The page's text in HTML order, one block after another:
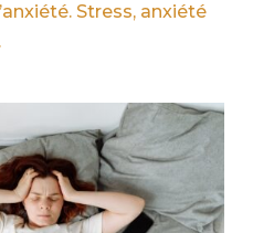
Stress, anxiété